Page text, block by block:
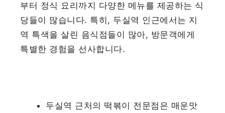
부터 정식 요리까지 다양한 메뉴를 제공하는 식
당들이 많습니다. 특히, 두실역 인근에서는 지
역 특색을 살린 음식점들이 많아, 방문객에게
특별한 경험을 선사합니다.
두실역 근처의 떡볶이 전문점은 매운맛